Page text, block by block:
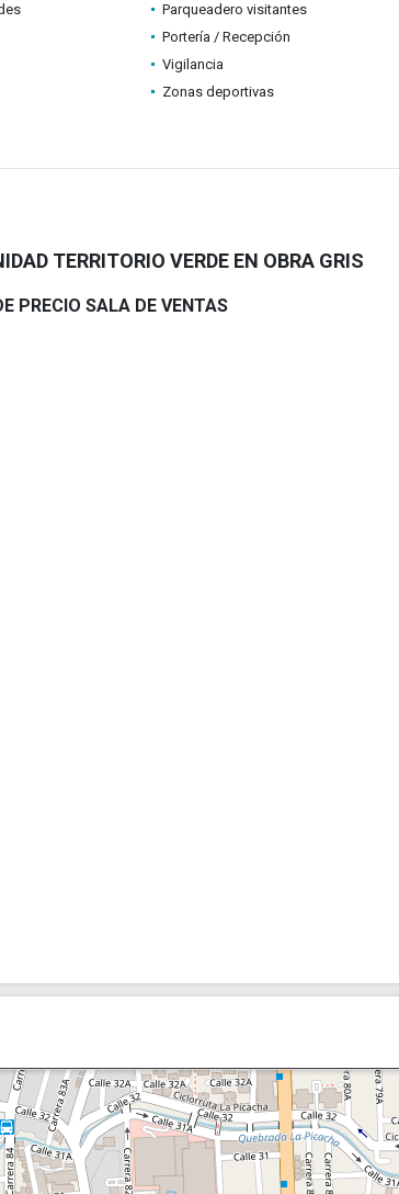
Parqueadero visitantes
Portería / Recepción
Vigilancia
Zonas deportivas
TERRITORIO VERDE EN OBRA GRIS
PRECIO SALA DE VENTAS